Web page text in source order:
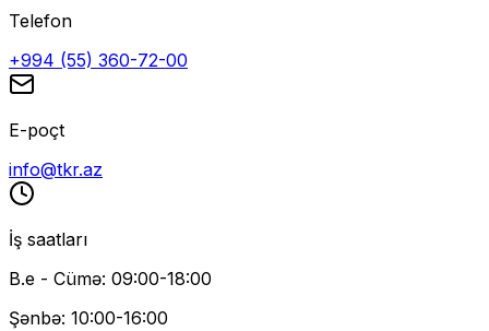
Telefon
+994 (55) 360-72-00
E-poçt
info@tkr.az
İş saatları
B.e - Cümə: 09:00-18:00
Şənbə: 10:00-16:00